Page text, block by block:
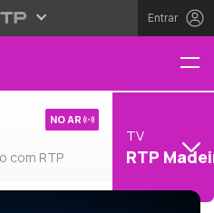
Entrar
com RTP
NO AR
TV
RTP